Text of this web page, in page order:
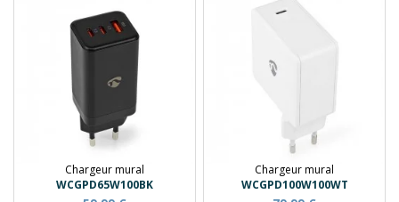
Chargeur mural
WCGPD65W100BK
Chargeur mural
WCGPD100W100WT